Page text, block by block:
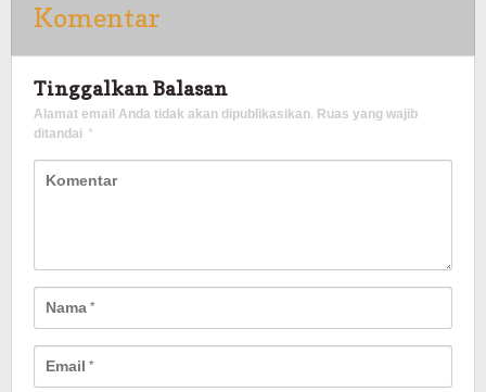
Komentar
Tinggalkan Balasan
Alamat email Anda tidak akan dipublikasikan. Ruas yang wajib
ditandai *